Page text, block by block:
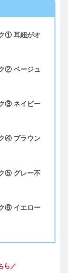
① 耳紐がオ
② ベージュ
③ ネイビー
④ ブラウン
⑤ グレー不
⑥ イエロー
ら／